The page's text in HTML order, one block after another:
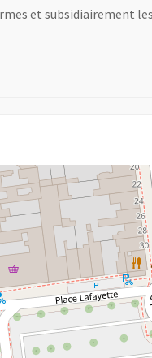
et subsidiairement